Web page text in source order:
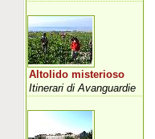
Altolido misterioso
Itinerari di Avanguardie